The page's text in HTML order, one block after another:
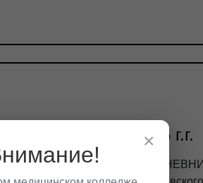
1941-1945 г.г.
ВИШНЕВСКИЙ А. А.
×